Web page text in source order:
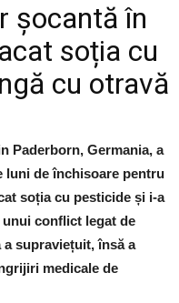
șocantă în
soția cu
cu otravă
Paderborn, Germania, a
luni de închisoare pentru
soția cu pesticide și i-a
conflict legat de
supraviețuit, însă a
medicale de